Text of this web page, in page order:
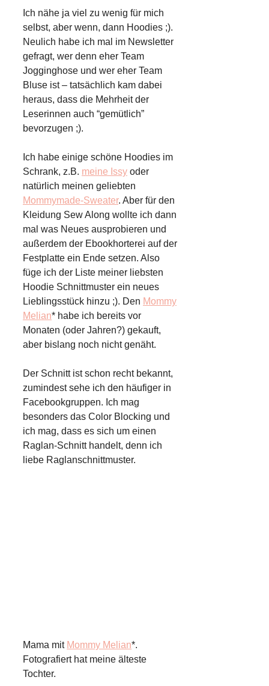
Ich nähe ja viel zu wenig für mich
selbst, aber wenn, dann Hoodies ;).
Neulich habe ich mal im Newsletter
gefragt, wer denn eher Team
Jogginghose und wer eher Team
Bluse ist – tatsächlich kam dabei
heraus, dass die Mehrheit der
Leserinnen auch “gemütlich”
bevorzugen ;).
Ich habe einige schöne Hoodies im
Schrank, z.B. meine Issy oder
natürlich meinen geliebten
Mommymade-Sweater. Aber für den
Kleidung Sew Along wollte ich dann
mal was Neues ausprobieren und
außerdem der Ebookhorterei auf der
Festplatte ein Ende setzen. Also
füge ich der Liste meiner liebsten
Hoodie Schnittmuster ein neues
Lieblingsstück hinzu ;). Den Mommy
Melian* habe ich bereits vor
Monaten (oder Jahren?) gekauft,
aber bislang noch nicht genäht.
Der Schnitt ist schon recht bekannt,
zumindest sehe ich den häufiger in
Facebookgruppen. Ich mag
besonders das Color Blocking und
ich mag, dass es sich um einen
Raglan-Schnitt handelt, denn ich
liebe Raglanschnittmuster.
Mama mit Mommy Melian*.
Fotografiert hat meine älteste
Tochter.